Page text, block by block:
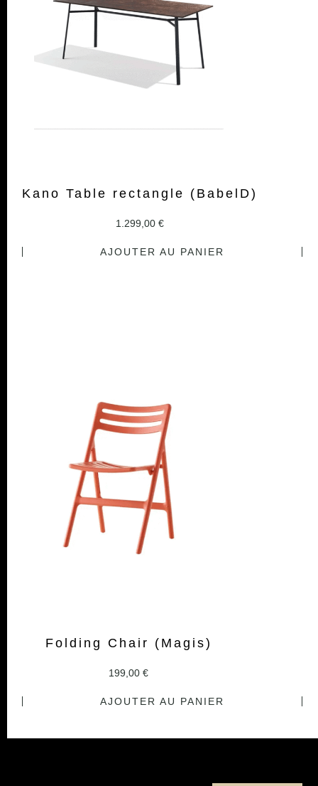
Kano Table rectangle (BabelD)
1.299,00€
AJOUTER AU PANIER
Folding Chair (Magis)
199,00€
AJOUTER AU PANIER